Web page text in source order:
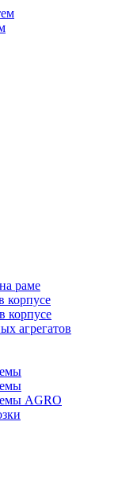
раме
корпусе
корпусе
агрегатов
AGRO